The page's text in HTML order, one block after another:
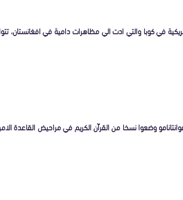
في كوبا والتي ادت الي مظاهرات دامية في افغانستان،
وضعوا نسخا من القرآن الكريم في مراحيض القاعدة